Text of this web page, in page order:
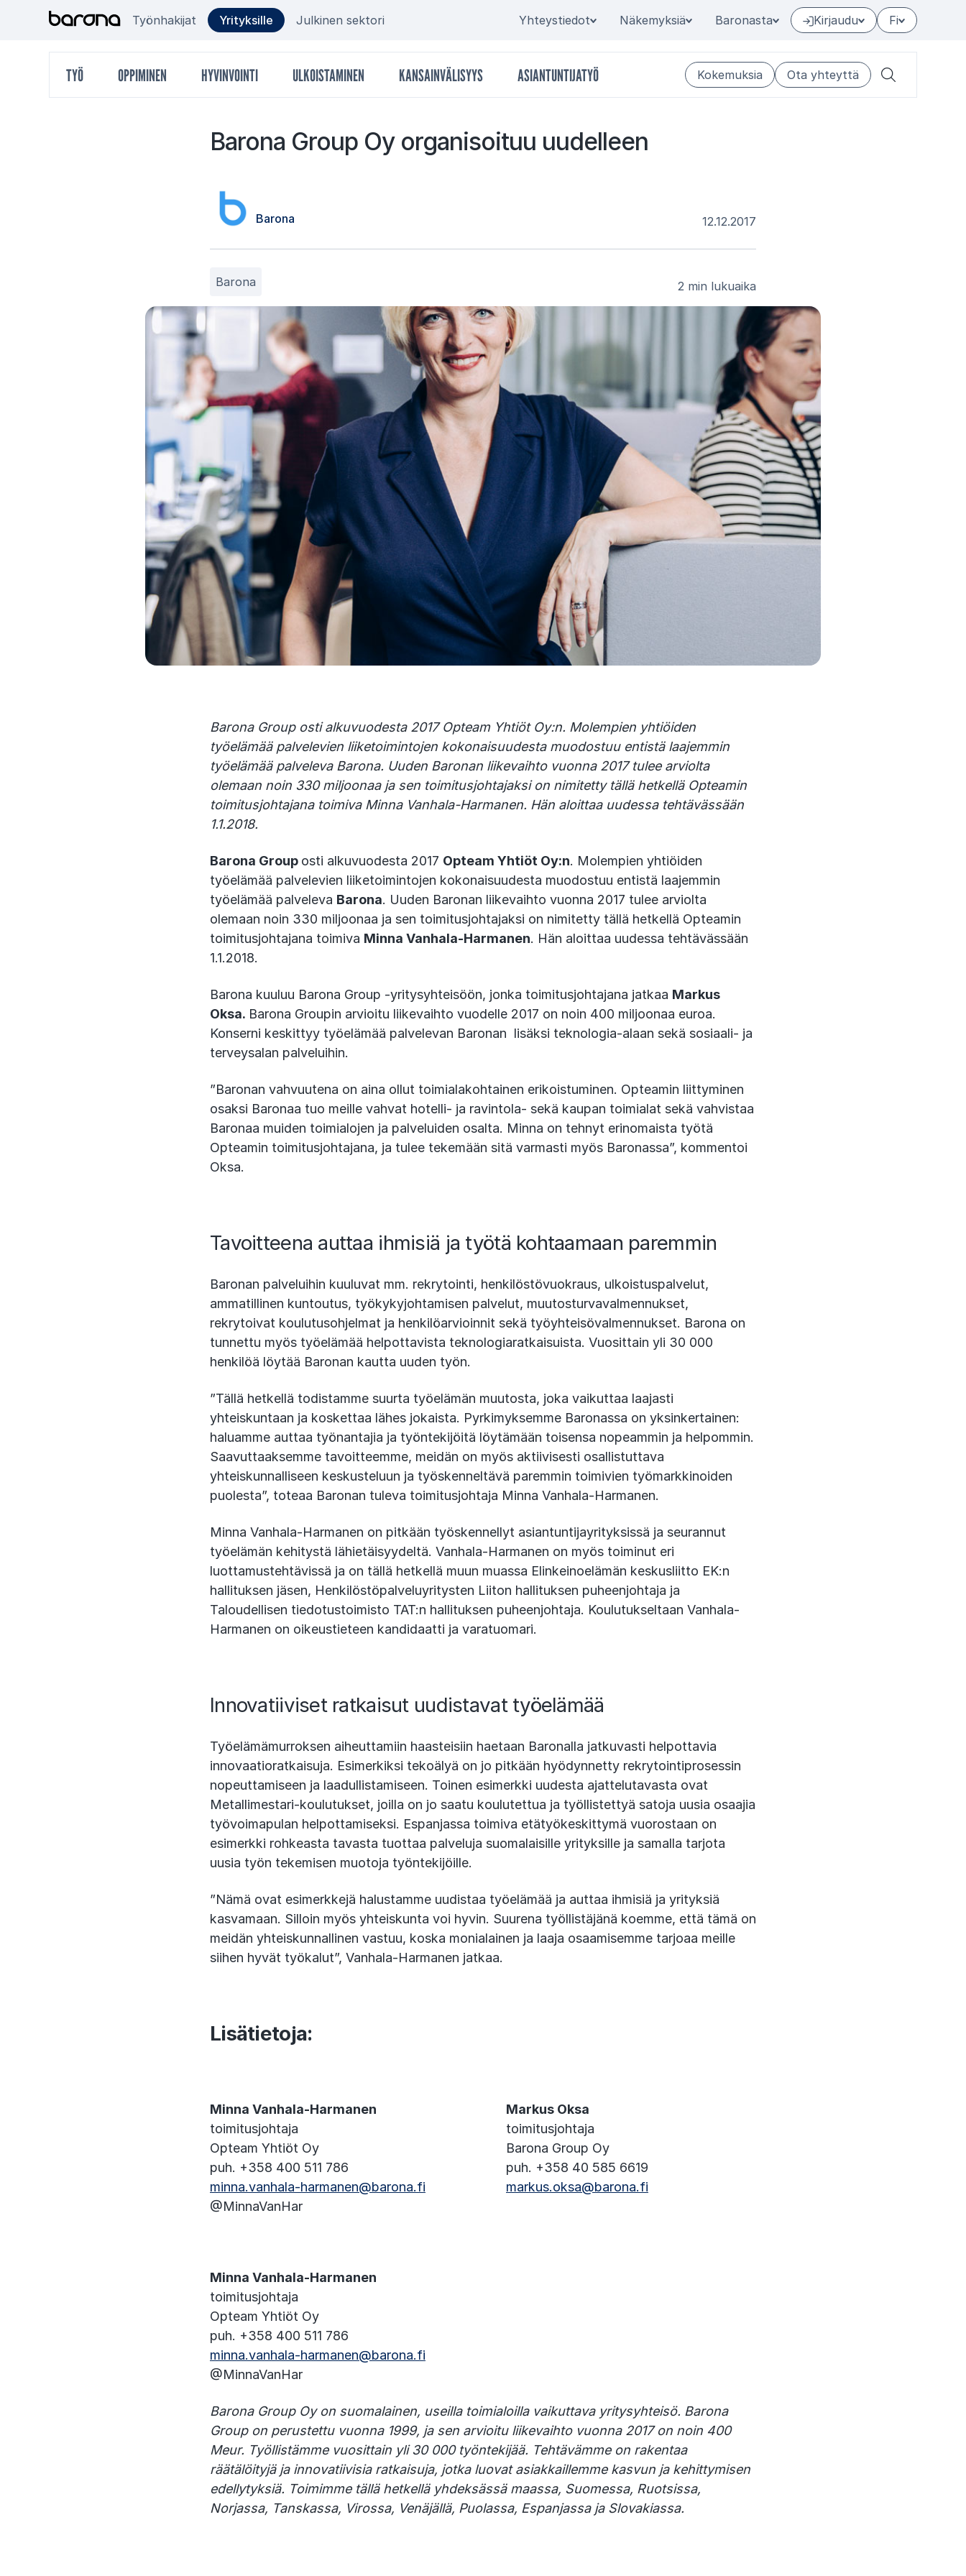
sisältöön
Target
group
menu
Työnhakijat Yrityksille Julkinen sektori SecondaryYhteystiedot Näkemyksiä Baronasta Kirjaudu Fi
Päävalikko
TYÖ OPPIMINEN HYVINVOINTI ULKOISTAMINEN KANSAINVÄLISYYS ASIANTUNTIJATYÖ Kokemuksia Ota yhteyttä Hae
Ba­ro­na Group Oy or­ga­ni­soi­tuu uu­del­leen
Barona 12.12.2017
Barona 2 min lukuaika
Barona Group osti alkuvuodesta 2017 Opteam Yhtiöt Oy:n. Molempien yhtiöiden
työelämää palvelevien liiketoimintojen kokonaisuudesta muodostuu entistä laajemmin
työelämää palveleva Barona. Uuden Baronan liikevaihto vuonna 2017 tulee arviolta
olemaan noin 330 miljoonaa ja sen toimitusjohtajaksi on nimitetty tällä hetkellä Opteamin
toimitusjohtajana toimiva Minna Vanhala-Harmanen. Hän aloittaa uudessa tehtävässään
1.1.2018.
Barona Group osti alkuvuodesta 2017 Opteam Yhtiöt Oy:n. Molempien yhtiöiden
työelämää palvelevien liiketoimintojen kokonaisuudesta muodostuu entistä laajemmin
työelämää palveleva Barona. Uuden Baronan liikevaihto vuonna 2017 tulee arviolta
olemaan noin 330 miljoonaa ja sen toimitusjohtajaksi on nimitetty tällä hetkellä Opteamin
toimitusjohtajana toimiva Minna Vanhala-Harmanen. Hän aloittaa uudessa tehtävässään
1.1.2018.
Barona kuuluu Barona Group -yritysyhteisöön, jonka toimitusjohtajana jatkaa Markus
Oksa. Barona Groupin arvioitu liikevaihto vuodelle 2017 on noin 400 miljoonaa euroa.
Konserni keskittyy työelämää palvelevan Baronan lisäksi teknologia-alaan sekä sosiaali- ja
terveysalan palveluihin.
”Baronan vahvuutena on aina ollut toimialakohtainen erikoistuminen. Opteamin liittyminen
osaksi Baronaa tuo meille vahvat hotelli- ja ravintola- sekä kaupan toimialat sekä vahvistaa
Baronaa muiden toimialojen ja palveluiden osalta. Minna on tehnyt erinomaista työtä
Opteamin toimitusjohtajana, ja tulee tekemään sitä varmasti myös Baronassa”, kommentoi
Oksa.
Tavoitteena auttaa ihmisiä ja työtä kohtaamaan paremmin
Baronan palveluihin kuuluvat mm. rekrytointi, henkilöstövuokraus, ulkoistuspalvelut,
ammatillinen kuntoutus, työkykyjohtamisen palvelut, muutosturvavalmennukset,
rekrytoivat koulutusohjelmat ja henkilöarvioinnit sekä työyhteisövalmennukset. Barona on
tunnettu myös työelämää helpottavista teknologiaratkaisuista. Vuosittain yli 30 000
henkilöä löytää Baronan kautta uuden työn.
”Tällä hetkellä todistamme suurta työelämän muutosta, joka vaikuttaa laajasti
yhteiskuntaan ja koskettaa lähes jokaista. Pyrkimyksemme Baronassa on yksinkertainen:
haluamme auttaa työnantajia ja työntekijöitä löytämään toisensa nopeammin ja helpommin.
Saavuttaaksemme tavoitteemme, meidän on myös aktiivisesti osallistuttava
yhteiskunnalliseen keskusteluun ja työskenneltävä paremmin toimivien työmarkkinoiden
puolesta”, toteaa Baronan tuleva toimitusjohtaja Minna Vanhala-Harmanen.
Minna Vanhala-Harmanen on pitkään työskennellyt asiantuntijayrityksissä ja seurannut
työelämän kehitystä lähietäisyydeltä. Vanhala-Harmanen on myös toiminut eri
luottamustehtävissä ja on tällä hetkellä muun muassa Elinkeinoelämän keskusliitto EK:n
hallituksen jäsen, Henkilöstöpalveluyritysten Liiton hallituksen puheenjohtaja ja
Taloudellisen tiedotustoimisto TAT:n hallituksen puheenjohtaja. Koulutukseltaan Vanhala-
Harmanen on oikeustieteen kandidaatti ja varatuomari.
Innovatiiviset ratkaisut uudistavat työelämää
Työelämämurroksen aiheuttamiin haasteisiin haetaan Baronalla jatkuvasti helpottavia
innovaatioratkaisuja. Esimerkiksi tekoälyä on jo pitkään hyödynnetty rekrytointiprosessin
nopeuttamiseen ja laadullistamiseen. Toinen esimerkki uudesta ajattelutavasta ovat
Metallimestari-koulutukset, joilla on jo saatu koulutettua ja työllistettyä satoja uusia osaajia
työvoimapulan helpottamiseksi. Espanjassa toimiva etätyökeskittymä vuorostaan on
esimerkki rohkeasta tavasta tuottaa palveluja suomalaisille yrityksille ja samalla tarjota
uusia työn tekemisen muotoja työntekijöille.
”Nämä ovat esimerkkejä halustamme uudistaa työelämää ja auttaa ihmisiä ja yrityksiä
kasvamaan. Silloin myös yhteiskunta voi hyvin. Suurena työllistäjänä koemme, että tämä on
meidän yhteiskunnallinen vastuu, koska monialainen ja laaja osaamisemme tarjoaa meille
siihen hyvät työkalut”, Vanhala-Harmanen jatkaa.
Lisätietoja:
Minna Vanhala-Harmanen
toimitusjohtaja
Opteam Yhtiöt Oy
puh. +358 400 511 786
minna.vanhala-harmanen@barona.fi
@MinnaVanHar
Markus Oksa
toimitusjohtaja
Barona Group Oy
puh. +358 40 585 6619
markus.oksa@barona.fi
Minna Vanhala-Harmanen
toimitusjohtaja
Opteam Yhtiöt Oy
puh. +358 400 511 786
minna.vanhala-harmanen@barona.fi
@MinnaVanHar
Barona Group Oy on suomalainen, useilla toimialoilla vaikuttava yritysyhteisö. Barona
Group on perustettu vuonna 1999, ja sen arvioitu liikevaihto vuonna 2017 on noin 400
Meur. Työllistämme vuosittain yli 30 000 työntekijää. Tehtävämme on rakentaa
räätälöityjä ja innovatiivisia ratkaisuja, jotka luovat asiakkaillemme kasvun ja kehittymisen
edellytyksiä. Toimimme tällä hetkellä yhdeksässä maassa, Suomessa, Ruotsissa,
Norjassa, Tanskassa, Virossa, Venäjällä, Puolassa, Espanjassa ja Slovakiassa.